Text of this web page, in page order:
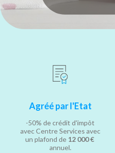
Agréé par l'Etat
-50% de crédit d'impôt
avec Centre Services avec
un plafond de 12 000 €
annuel.